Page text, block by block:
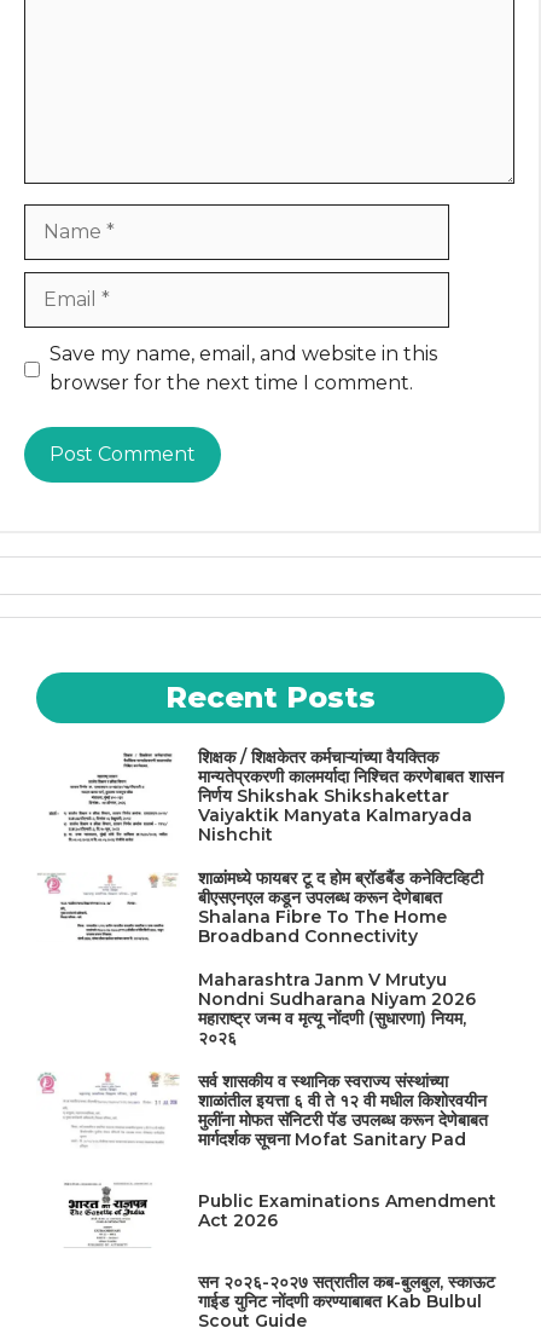
Website
Save my name, email, and website in this
browser for the next time I comment.
Recent Posts
शिक्षक / शिक्षकेतर कर्मचाऱ्यांच्या वैयक्तिक
मान्यतेप्रकरणी कालमर्यादा निश्चित करणेबाबत शासन
निर्णय Shikshak Shikshakettar
Vaiyaktik Manyata Kalmaryada
Nishchit
शाळांमध्ये फायबर टू द होम ब्रॉडबैंड कनेक्टिव्हिटी
बीएसएनएल कडून उपलब्ध करून देणेबाबत
Shalana Fibre To The Home
Broadband Connectivity
Maharashtra Janm V Mrutyu
Nondni Sudharana Niyam 2026
महाराष्ट्र जन्म व मृत्यू नोंदणी (सुधारणा) नियम,
२०२६
सर्व शासकीय व स्थानिक स्वराज्य संस्थांच्या
शाळांतील इयत्ता ६ वी ते १२ वी मधील किशोरवयीन
मुलींना मोफत सॅनिटरी पॅड उपलब्ध करून देणेबाबत
मार्गदर्शक सूचना Mofat Sanitary Pad
Public Examinations Amendment
Act 2026
सन २०२६-२०२७ सत्रातील कब-बुलबुल, स्काऊट
गाईड युनिट नोंदणी करण्याबाबत Kab Bulbul
Scout Guide